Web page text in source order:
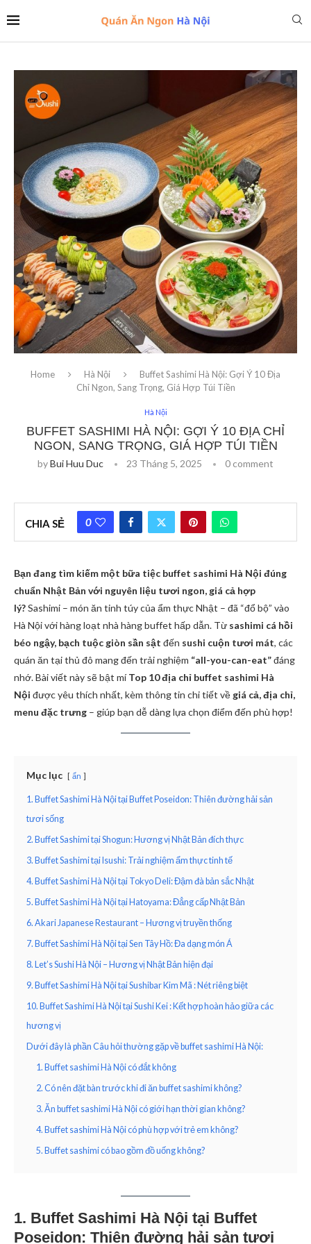
Home Hà Nội
Buffet Sashimi Hà Nội: Gợi Ý 10 Địa
Chỉ Ngon, Sang Trọng, Giá Hợp Túi Tiền
Hà Nội
BUFFET SASHIMI HÀ NỘI: GỢI Ý 10 ĐỊA CHỈ
NGON, SANG TRỌNG, GIÁ HỢP TÚI TIỀN
byBui Huu Duc 23 Tháng 5, 2025 0 comment
CHIA SẺ 0
Bạn đang tìm kiếm một bữa tiệc buffet sashimi Hà Nội đúng
chuẩn Nhật Bản với nguyên liệu tươi ngon, giá cả hợp
lý?Sashimi – món ăn tinh túy của ẩm thực Nhật – đã “đổ bộ” vào
Hà Nội với hàng loạt nhà hàng buffet hấp dẫn. Từ sashimi cá hồi
béo ngậy, bạch tuộc giòn sần sật đến sushi cuộn tươi mát, các
quán ăn tại thủ đô mang đến trải nghiệm “all-you-can-eat”đáng
nhớ. Bài viết này sẽ bật míTop 10 địa chỉ buffet sashimi Hà
Nội được yêu thích nhất, kèm thông tin chi tiết về giá cả, địa chỉ,
menu đặc trưng – giúp bạn dễ dàng lựa chọn điểm đến phù hợp!
Mục lục ẩn
1. Buffet Sashimi Hà Nội tại Buffet Poseidon: Thiên đường hải sản
tươi sống
2. Buffet Sashimi tại Shogun: Hương vị Nhật Bản đích thực
3. Buffet Sashimi tại Isushi: Trải nghiệm ẩm thực tinh tế
4. Buffet Sashimi Hà Nội tại Tokyo Deli: Đậm đà bản sắc Nhật
5. Buffet Sashimi Hà Nội tại Hatoyama: Đẳng cấp Nhật Bản
6. Akari Japanese Restaurant – Hương vị truyền thống
7. Buffet Sashimi Hà Nội tại Sen Tây Hồ: Đa dạng món Á
8. Let’s Sushi Hà Nội – Hương vị Nhật Bản hiện đại
9. Buffet Sashimi Hà Nội tại Sushibar Kim Mã : Nét riêng biệt
10. Buffet Sashimi Hà Nội tại Sushi Kei : Kết hợp hoàn hảo giữa các
hương vị
Dưới đây là phần Câu hỏi thường gặp về buffet sashimi Hà Nội:
1. Buffet sashimi Hà Nội có đắt không
2. Có nên đặt bàn trước khi đi ăn buffet sashimi không?
3. Ăn buffet sashimi Hà Nội có giới hạn thời gian không?
4. Buffet sashimi Hà Nội có phù hợp với trẻ em không?
5. Buffet sashimi có bao gồm đồ uống không?
1. Buffet Sashimi Hà Nội tại Buffet
Poseidon: Thiên đường hải sản tươi